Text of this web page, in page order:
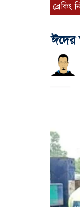
ব্রেকিং
ঈদের